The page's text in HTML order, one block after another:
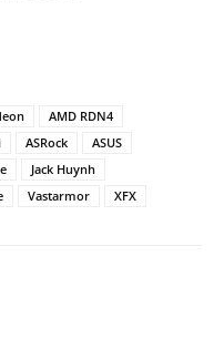
AMD RDN4
ASRock
ASUS
Jack Huynh
Vastarmor XFX